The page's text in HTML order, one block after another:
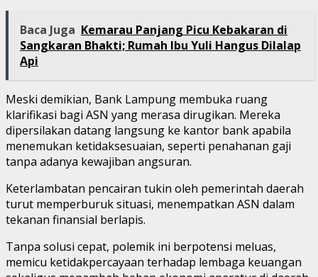
Baca Juga Kemarau Panjang Picu Kebakaran di
Sangkaran Bhakti; Rumah Ibu Yuli Hangus Dilalap
Api
Meski demikian, Bank Lampung membuka ruang
klarifikasi bagi ASN yang merasa dirugikan. Mereka
dipersilakan datang langsung ke kantor bank apabila
menemukan ketidaksesuaian, seperti penahanan gaji
tanpa adanya kewajiban angsuran.
Keterlambatan pencairan tukin oleh pemerintah daerah
turut memperburuk situasi, menempatkan ASN dalam
tekanan finansial berlapis.
Tanpa solusi cepat, polemik ini berpotensi meluas,
memicu ketidakpercayaan terhadap lembaga keuangan